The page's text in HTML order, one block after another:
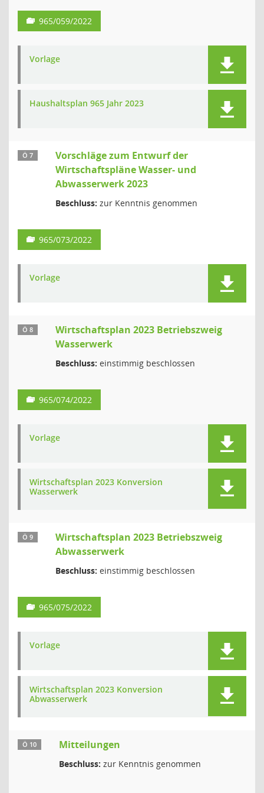
965/059/2022
Vorlage
Haushaltsplan 965 Jahr 2023
Ö 7
Vorschläge zum Entwurf der
Wirtschaftspläne Wasser- und
Abwasserwerk 2023
Beschluss: zur Kenntnis genommen
965/073/2022
Vorlage
Ö 8
Wirtschaftsplan 2023 Betriebszweig
Wasserwerk
Beschluss: einstimmig beschlossen
965/074/2022
Vorlage
Wirtschaftsplan 2023 Konversion
Wasserwerk
Ö 9
Wirtschaftsplan 2023 Betriebszweig
Abwasserwerk
Beschluss: einstimmig beschlossen
965/075/2022
Vorlage
Wirtschaftsplan 2023 Konversion
Abwasserwerk
Ö 10 Mitteilungen
Beschluss: zur Kenntnis genommen